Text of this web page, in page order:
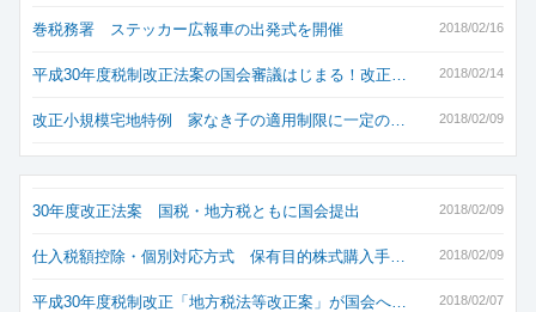
2018/02/16
巻税務署 ステッカー広報車の出発式を開催
2018/02/14
平成30年度税制改正法案の国会審議はじまる！改正…
2018/02/09
改正小規模宅地特例 家なき子の適用制限に一定の…
2018/02/09
30年度改正法案 国税・地方税ともに国会提出
2018/02/09
仕入税額控除・個別対応方式 保有目的株式購入手…
2018/02/07
平成30年度税制改正「地方税法等改正案」が国会へ…